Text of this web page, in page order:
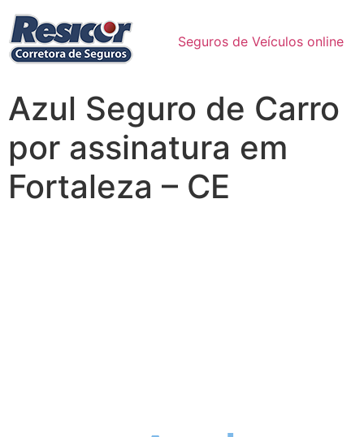
Seguros de Veículos online
Azul Seguro de Carro
por assinatura em
Fortaleza – CE